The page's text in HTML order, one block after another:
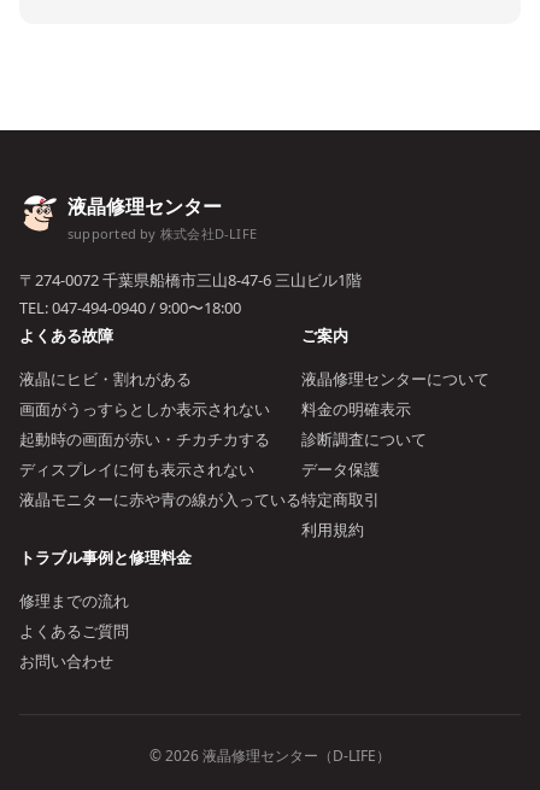
液晶修理センター
supported by 株式会社D-LIFE
〒274-0072 千葉県船橋市三山8-47-6 三山ビル1階
TEL:047-494-0940/ 9:00〜18:00
よくある故障
液晶にヒビ・割れがある
画面がうっすらとしか表示されない
起動時の画面が赤い・チカチカする
ディスプレイに何も表示されない
液晶モニターに赤や青の線が入っている
ご案内
液晶修理センターについて
料金の明確表示
診断調査について
データ保護
特定商取引
利用規約
トラブル事例と修理料金
修理までの流れ
よくあるご質問
お問い合わせ
© 2026 液晶修理センター（D-LIFE）